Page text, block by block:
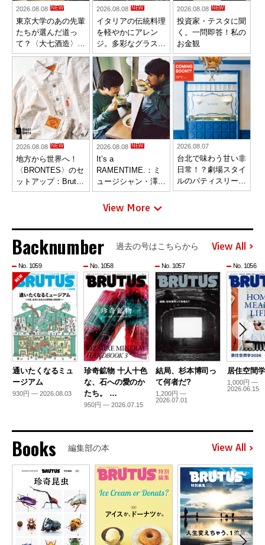
2026.08.08 NEW
東京大学のあの先輩
たちが選んだ道っ
て？〈大七酒造〉蔵
元・太田七右衛門
醸造家・今井翔也
2026.08.08 NEW
イタリアの伝統料理
を軽やかにアレン
ジ。多彩なグラスワ
インと一緒に堪能で
きる、福岡
〈DARIO〉
2026.08.08 NEW
投資家・テスタに聞
く。一問即答！私の
お金観
2026.08.08 NEW
地方から世界へ！
〈BRONTES〉のセ
ットアップ：Brutus
Best Bets
2026.08.08 NEW
It’s a
RAMENTIME.：ミ
ュージシャン・澤部
渡と吉田靖直のお気
に入りの一杯。〈高
2026.08.07
台北で味わう甘い非
日常！？劇場スタイ
ルのパティスリー
〈SEASON
View More
Backnumber 過去の号はこちらから View All
No. 1059
通いたくなるミュ
ージアム
930円 — 2026.08.03
No. 1058
珍奇鉱物 十人十色
な、石への愛のか
たち。 …
950円 — 2026.07.15
No. 1057
結局、杉本博司っ
て何者だ?
1,200円 —
2026.07.01
No. 1056
居住空間
1,000円 —
2026.06.15
Books 編集部の本 View All